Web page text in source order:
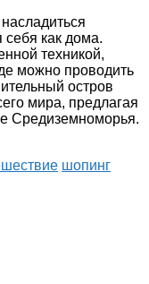
как дома.
техникой,
можно проводить
остров
мира, предлагая
Средиземноморья.
шопинг